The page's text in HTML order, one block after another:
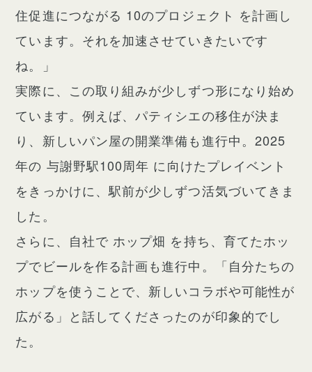
住促進につながる 10のプロジェクト を計画し
ています。それを加速させていきたいです
ね。」
実際に、この取り組みが少しずつ形になり始め
ています。例えば、パティシエの移住が決ま
り、新しいパン屋の開業準備も進行中。2025
年の 与謝野駅100周年 に向けたプレイベント
をきっかけに、駅前が少しずつ活気づいてきま
した。
さらに、自社で ホップ畑 を持ち、育てたホッ
プでビールを作る計画も進行中。「自分たちの
ホップを使うことで、新しいコラボや可能性が
広がる」と話してくださったのが印象的でし
た。